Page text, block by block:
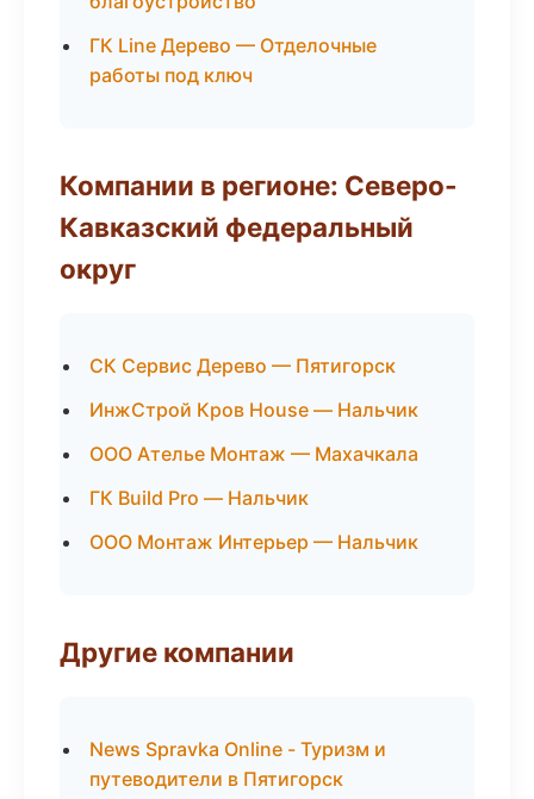
ГК Line Дерево — Отделочные
работы под ключ
Компании в регионе: Северо-
Кавказский федеральный
округ
СК Сервис Дерево — Пятигорск
ИнжСтрой Кров House — Нальчик
ООО Ателье Монтаж — Махачкала
ГК Build Pro — Нальчик
ООО Монтаж Интерьер — Нальчик
Другие компании
News Spravka Online - Туризм и
путеводители в Пятигорск